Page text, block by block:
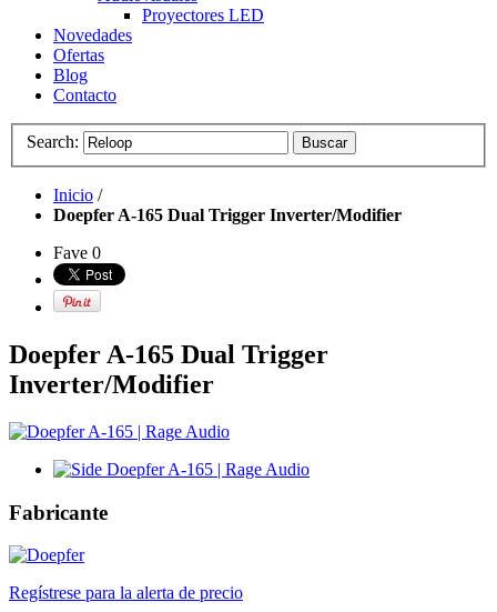
Proyectores LED
Novedades
Ofertas
Blog
Contacto
Search: Buscar
Inicio /
Doepfer A-165 Dual Trigger Inverter/Modifier
Fave 0
Doepfer A-165 Dual Trigger
Inverter/Modifier
Fabricante
Regístrese para la alerta de precio